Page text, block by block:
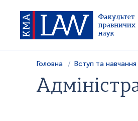
Головна Вступ та навчання